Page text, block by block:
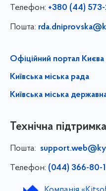
Телефон: +380 (44)
Пошта:
Офіційний портал Києва
Київська міська рада
Київська міська
Технічна підтримка
Пошта:
Телефон: (044) 366-80-